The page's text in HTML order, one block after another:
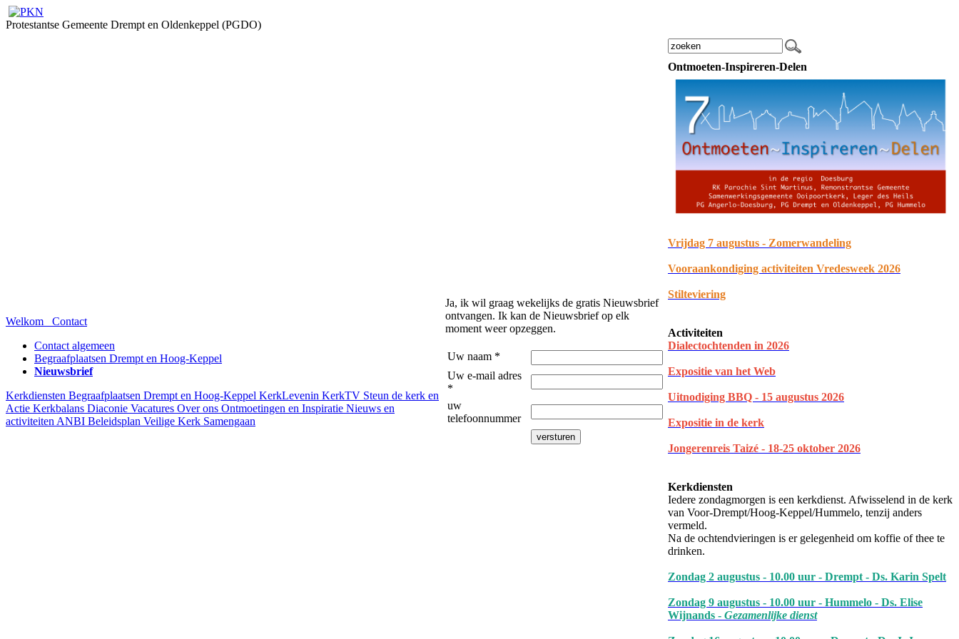
Protestantse Gemeente Drempt en Oldenkeppel (PGDO)
Welkom
Contact
Contact algemeen
Begraafplaatsen Drempt en Hoog-Keppel
Nieuwsbrief
Kerkdiensten Begraafplaatsen Drempt en Hoog-Keppel KerkLevenin KerkTV Steun de kerk en
Actie Kerkbalans Diaconie Vacatures Over ons Ontmoetingen en Inspiratie Nieuws en
activiteiten ANBI Beleidsplan Veilige Kerk Samengaan
Ja, ik wil graag wekelijks de gratis Nieuwsbrief
ontvangen. Ik kan de Nieuwsbrief op elk
moment weer opzeggen.
Uw naam *
Uw e-mail adres
*
uw
telefoonnummer
Ontmoeten-Inspireren-Delen
Vrijdag 7 augustus - Zomerwandeling
Vooraankondiging activiteiten Vredesweek 2026
Stilteviering
Activiteiten
Dialectochtenden in 2026
Expositie van het Web
Uitnodiging BBQ - 15 augustus 2026
Expositie in de kerk
Jongerenreis Taizé - 18-25 oktober 2026
Kerkdiensten
Iedere zondagmorgen is een kerkdienst. Afwisselend in de kerk
van Voor-Drempt/Hoog-Keppel/Hummelo, tenzij anders
vermeld.
Na de ochtendvieringen is er gelegenheid om koffie of thee te
drinken.
Zondag 2 augustus - 10.00 uur - Drempt - Ds. Karin Spelt
Zondag 9 augustus - 10.00 uur - Hummelo - Ds. Elise
Wijnands - Gezamenlijke dienst